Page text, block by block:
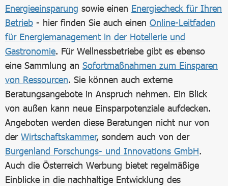
Energieeinsparung sowie einen Energiecheck für Ihren
Betrieb - hier finden Sie auch einen Online-Leitfaden
für Energiemanagement in der Hotellerie und
Gastronomie. Für Wellnessbetriebe gibt es ebenso
eine Sammlung an Sofortmaßnahmen zum Einsparen
von Ressourcen. Sie können auch externe
Beratungsangebote in Anspruch nehmen. Ein Blick
von außen kann neue Einsparpotenziale aufdecken.
Angeboten werden diese Beratungen nicht nur von
der Wirtschaftskammer, sondern auch von der
Burgenland Forschungs- und Innovations GmbH.
Auch die Österreich Werbung bietet regelmäßige
Einblicke in die nachhaltige Entwicklung des